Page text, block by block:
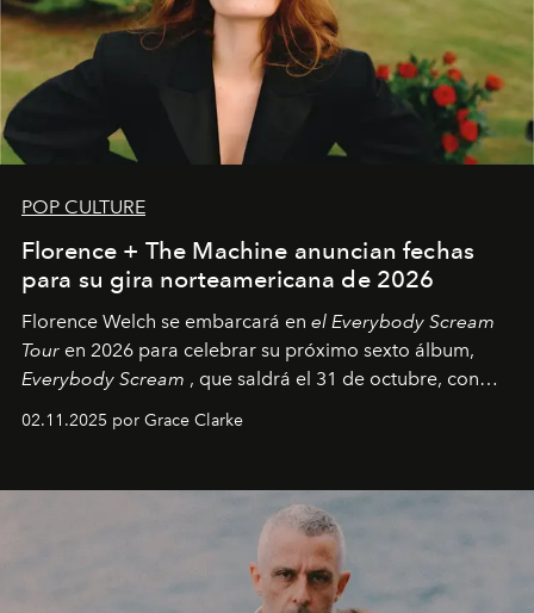
POP CULTURE
Florence + The Machine anuncian fechas
para su gira norteamericana de 2026
Florence Welch se embarcará en el Everybody Scream
Tour en 2026 para celebrar su próximo sexto álbum,
Everybody Scream , que saldrá el 31 de octubre, con
02.11.2025 por Grace Clarke